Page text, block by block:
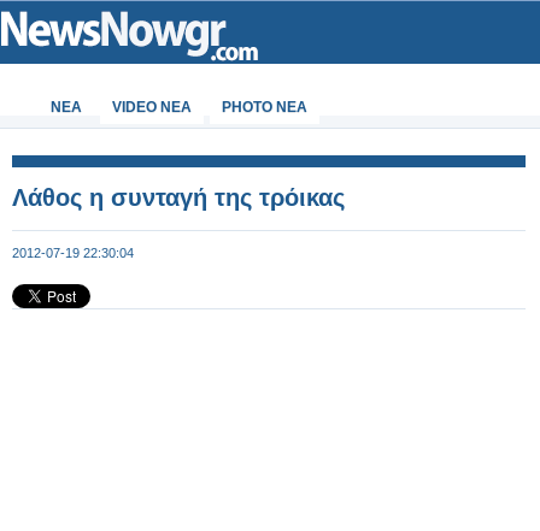
ΝΕΑ VIDEO NEA PHOTO NEA
Λάθος η συνταγή της τρόικας
2012-07-19 22:30:04